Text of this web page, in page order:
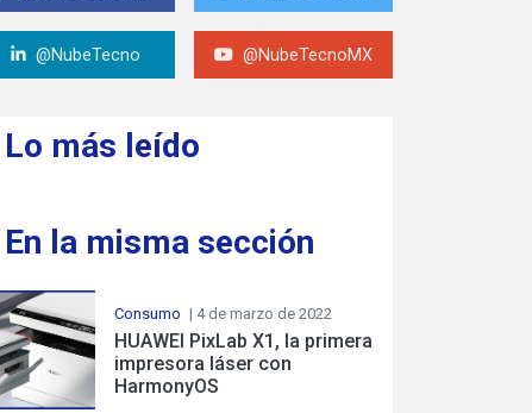
@NubeTecno @NubeTecnoMX
Lo más leído
En la misma sección
Consumo | 4 de marzo de 2022
HUAWEI PixLab X1, la primera
impresora láser con
HarmonyOS